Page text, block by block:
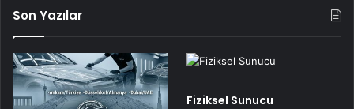
Son Yazılar
Fiziksel Sunucu